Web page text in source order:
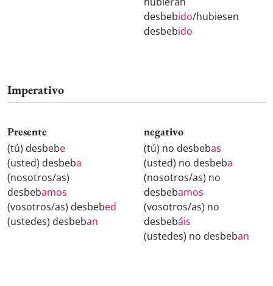
desbebido/hubiesen
desbebido
Imperativo
Presente
(tú) desbebe
(usted) desbeba
(nosotros/as)
desbebamos
(vosotros/as) desbebed
(ustedes) desbeban
negativo
(tú) no desbebas
(usted) no desbeba
(nosotros/as) no
desbebamos
(vosotros/as) no
desbebáis
(ustedes) no desbeban